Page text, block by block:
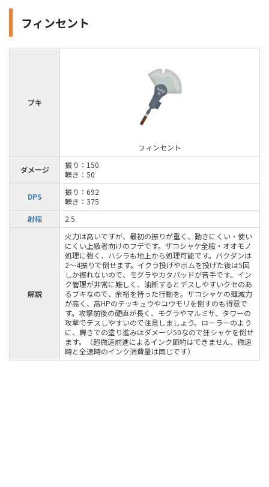
フィンセント
ブキ
フィンセント
ダメージ
振り：150
轢き：50
DPS
振り：692
轢き：375
射程
2.5
解説
火力は高いですが、最初の振りが重く、動きにくい・使い
にくい上級者向けのフデです。ザコシャケ全般・オオモノ
処理に強く、ハシラも地上から処理可能です。バクダンは
2～4振りで倒せます。イクラ投げやボムを投げた後は5回
しか振れないので、モグラやカタパッドが苦手です。イン
ク管理が非常に難しく、油断するとデスしやすいクセのあ
るブキなので、余裕を持った行動を。ザコシャケの殲滅力
が高く、高HPのテッキュウやコウモリを倒すのも得意で
す。攻撃前後の硬直が長く、モグラやマルミサ、タワーの
攻撃でデスしやすいので注意しましょう。ローラーのよう
に、轢きでの塗り進みはダメージ50なので狂シャケを倒せ
ます。（超微速前進によるインク節約はできません、微速
時と全速時のインク消費量は同じです）